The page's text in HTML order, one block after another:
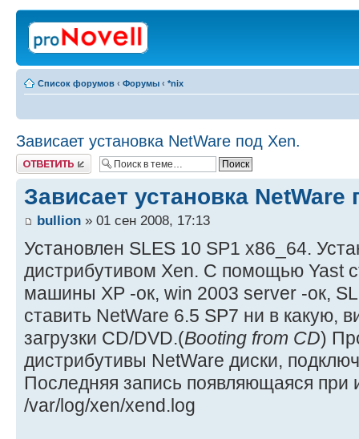
Список форумов ‹ Форумы ‹ *nix
Зависает установка NetWare под Xen.
Ответить
Зависает установка NetWare
bullion » 01 сен 2008, 17:13
Установлен SLES 10 SP1 x86_64.
дистрибутивом Xen. С помощью Yast
машины XP -ок, win 2003 server -ок,
ставить NetWare 6.5 SP7 ни в какую,
загрузки CD/DVD.(Booting from CD)
дистрибутивы NetWare диски,
Последняя запись появляющаяся при
/var/log/xen/xend.log